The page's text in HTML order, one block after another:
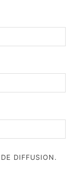
DIFFUSION.